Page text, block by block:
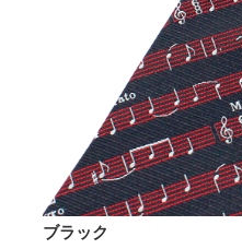
ブラック